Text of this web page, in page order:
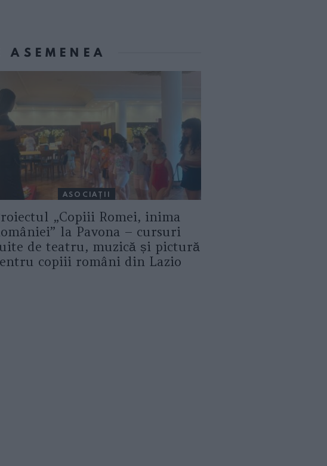
ASOCIAŢII
„Copiii Romei, inima
la Pavona – cursuri
de teatru, muzică și pictură
copiii români din Lazio